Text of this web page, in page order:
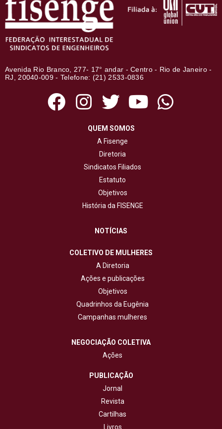
Avenida Rio Branco, 277- 17° andar - Centro - Rio de Janeiro -
RJ, 20040-009 - Telefone: (21) 2533-0836
QUEM SOMOS
A Fisenge
Diretoria
Sindicatos Filiados
Estatuto
Objetivos
História da FISENGE
NOTÍCIAS
COLETIVO DE MULHERES
A Diretoria
Ações e publicações
Objetivos
Quadrinhos da Eugênia
Campanhas mulheres
NEGOCIAÇÃO COLETIVA
Ações
PUBLICAÇÃO
Jornal
Revista
Cartilhas
Livros